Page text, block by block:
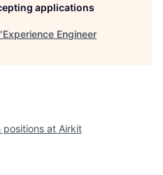
applications
Experience Engineer
positions at Airkit